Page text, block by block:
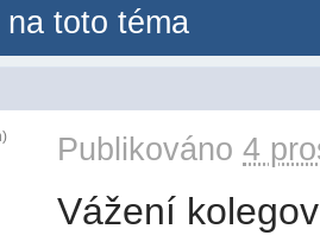
toto téma
Publikováno 4
Vážení